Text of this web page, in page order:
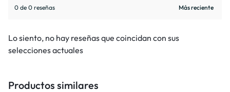
0 de 0 reseñas
Lo siento, no hay reseñas que coincidan con sus
selecciones actuales
Productos similares